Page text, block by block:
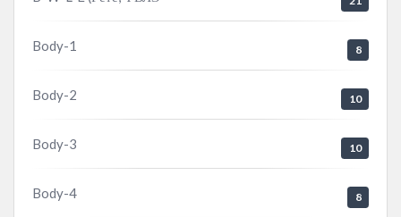
Body-1 8
Body-2 10
Body-3 10
Body-4 8